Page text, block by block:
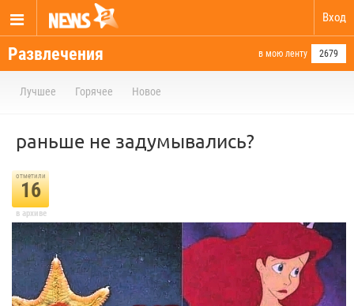
Вход
Развлечения в мою ленту 2679
Лучшее Горячее Новое
раньше не задумывались?
отметили
16
в архиве